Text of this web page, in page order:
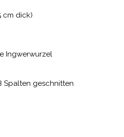
cm dick)
Ingwerwurzel
Spalten geschnitten